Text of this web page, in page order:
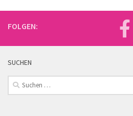
FOLGEN:
SUCHEN
Suchen
nach: